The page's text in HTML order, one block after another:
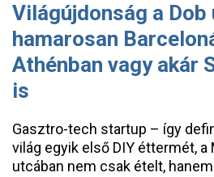
Világújdonság a
hamarosan
Athénban vagy akár
is
Gasztro-tech startup – így
világ egyik első DIY éttermét, a
utcában nem csak ételt,